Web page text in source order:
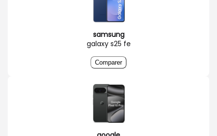
samsung
galaxy s25 fe
Comparer